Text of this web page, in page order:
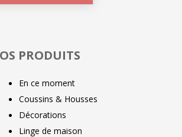
PRODUITS
En ce moment
Coussins & Housses
Décorations
Linge de maison